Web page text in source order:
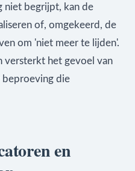
niet begrijpt, kan de
of, omgekeerd, de
om 'niet meer te lijden'.
versterkt het gevoel van
beproeving die
en